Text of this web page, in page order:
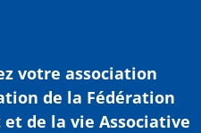
votre association
de la Fédération
de la vie Associative